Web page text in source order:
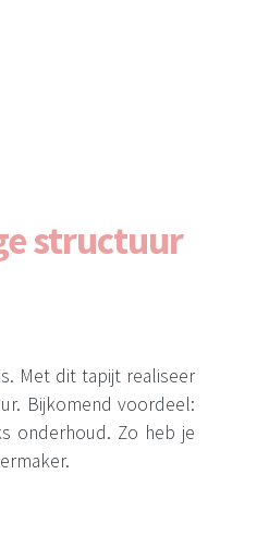
structuur
Met dit tapijt realiseer
Bijkomend voordeel:
onderhoud. Zo heb je